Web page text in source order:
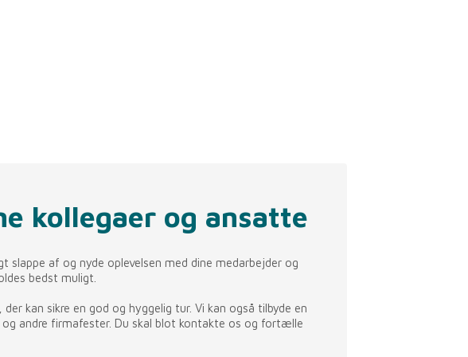
kollegaer og ansatte
af og nyde oplevelsen med dine medarbejder og
bedst muligt.
kan sikre en god og hyggelig tur. Vi kan også tilbyde en
andre firmafester. Du skal blot kontakte os og fortælle